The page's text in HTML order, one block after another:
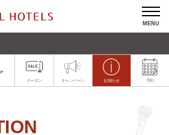
MENU
クーポン キャンペーン お知らせ 予約